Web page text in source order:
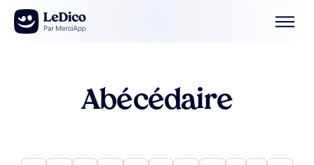
Aller au contenu
Abécédaire